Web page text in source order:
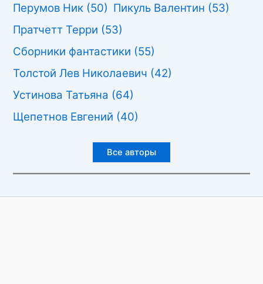
Перумов Ник (50) Пикуль Валентин (53)
Пратчетт Терри (53)
Сборники фантастики (55)
Толстой Лев Николаевич (42)
Устинова Татьяна (64)
Щепетнов Евгений (40)
Все авторы